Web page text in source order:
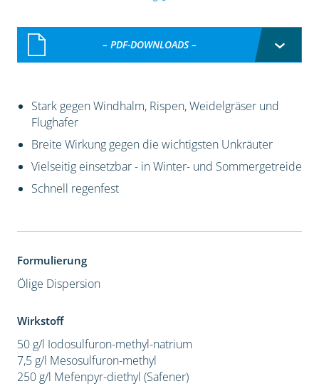
– PDF-DOWNLOADS –
Stark gegen Windhalm, Rispen, Weidelgräser und
Flughafer
Breite Wirkung gegen die wichtigsten Unkräuter
Vielseitig einsetzbar - in Winter- und Sommergetreide
Schnell regenfest
Formulierung
Ölige Dispersion
Wirkstoff
50 g/l Iodosulfuron-methyl-natrium
7,5 g/l Mesosulfuron-methyl
250 g/l Mefenpyr-diethyl (Safener)